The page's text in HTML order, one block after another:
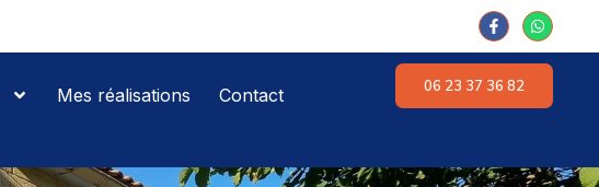
Mes réalisations Contact 06 23 37 36 82